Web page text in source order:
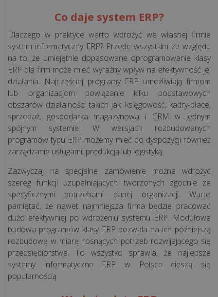
płatniczy
Vela
CMS
Jednolity
Plik
Kontrolny
M/platform
BLOG
O
OPROGRAMOWANIU
Czym
jest
Co daje system ERP?
Dlaczego w praktyce warto wdrożyć we własnej firmie
system informatyczny ERP? Przede wszystkim ze względu
na to, że umiejętnie dopasowane oprogramowanie klasy
ERP dla firm może mieć wyraźny wpływ na efektywność jej
działania. Najczęściej programy ERP umożliwiają firmom
lub organizacjom powiązanie kilku podstawowych
obszarów działalności takich jak: księgowość, kadry-płace,
sprzedaż, gospodarka magazynowa i CRM w jednym
spójnym systemie. W wersjach rozbudowanych
programów typu ERP możemy mieć do dyspozycji również
zarządzanie usługami, produkcją lub logistyką.
Zazwyczaj na specjalne zamówienie można wdrożyć
szereg funkcji uzupełniających tworzonych zgodnie ze
specyficznymi potrzebami danej organizacji. Warto
pamiętać, że nawet najmniejsza firma będzie pracować
dużo efektywniej po wdrożeniu systemu ERP. Modułowa
budowa programów klasy ERP pozwala na ich późniejszą
rozbudowę w miarę rosnących potrzeb rozwijającego się
przedsiębiorstwa. To wszystko sprawia, że najlepsze
systemy informatyczne ERP w Polsce cieszą się
popularnością.